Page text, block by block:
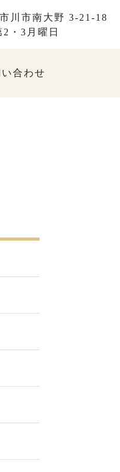
川市南大野 3-21-18
2・3月曜日
合わせ